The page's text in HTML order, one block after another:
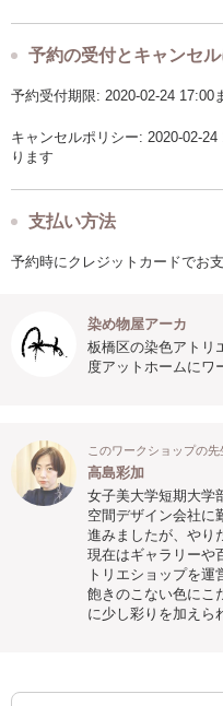
予約の受付とキャンセ
予約受付期限: 2020-02-24 17:00
キャンセルポリシー: 2020-02-
ります
支払い方法
予約時にクレジットカードでお
染め物屋アーカ
板橋区の染色アトリ
度アットホームにワ
このワークショップの先
高島彩加
女子美大学短期大学
空間デザイン会社に
進みましたが、やり
現在はギャラリーや
トリエショップを運
飽きのこない色にこ
に少し彩りを加えら